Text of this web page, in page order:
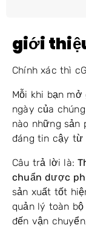
giới
Chính xác thì
Mỗi khi bạn mở
ngày của
nào những sản
đáng tin cậy từ
Câu trả lời là:
chuẩn dược
sản xuất tốt
quản lý toàn
đến vận